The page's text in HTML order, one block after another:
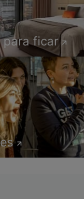
para ficar